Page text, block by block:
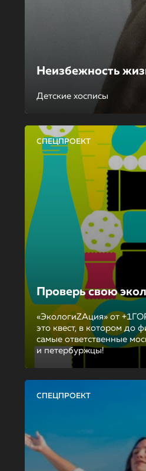
Неизбежность
Детские хосписы
СПЕЦПРОЕКТ
Проверь свою
«ЭкологиZAция» от
это квест, в котором до
самые ответственные
и петербуржцы!
СПЕЦПРОЕКТ